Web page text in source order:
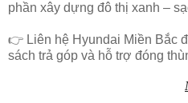
phần xây dựng đô thị xanh –
👉 Liên hệ Hyundai Miền Bắc
sách trả góp và hỗ trợ đóng